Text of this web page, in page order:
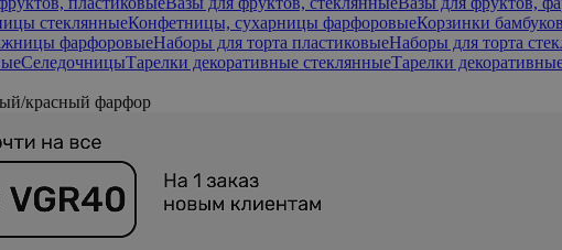
стеклянныеКонфетницы, сухарницы фарфоровыеКорзинки
фарфоровыеНаборы для торта пластиковыеНаборы для торта
СеледочницыТарелки декоративные стеклянныеТарелки
красный фарфор